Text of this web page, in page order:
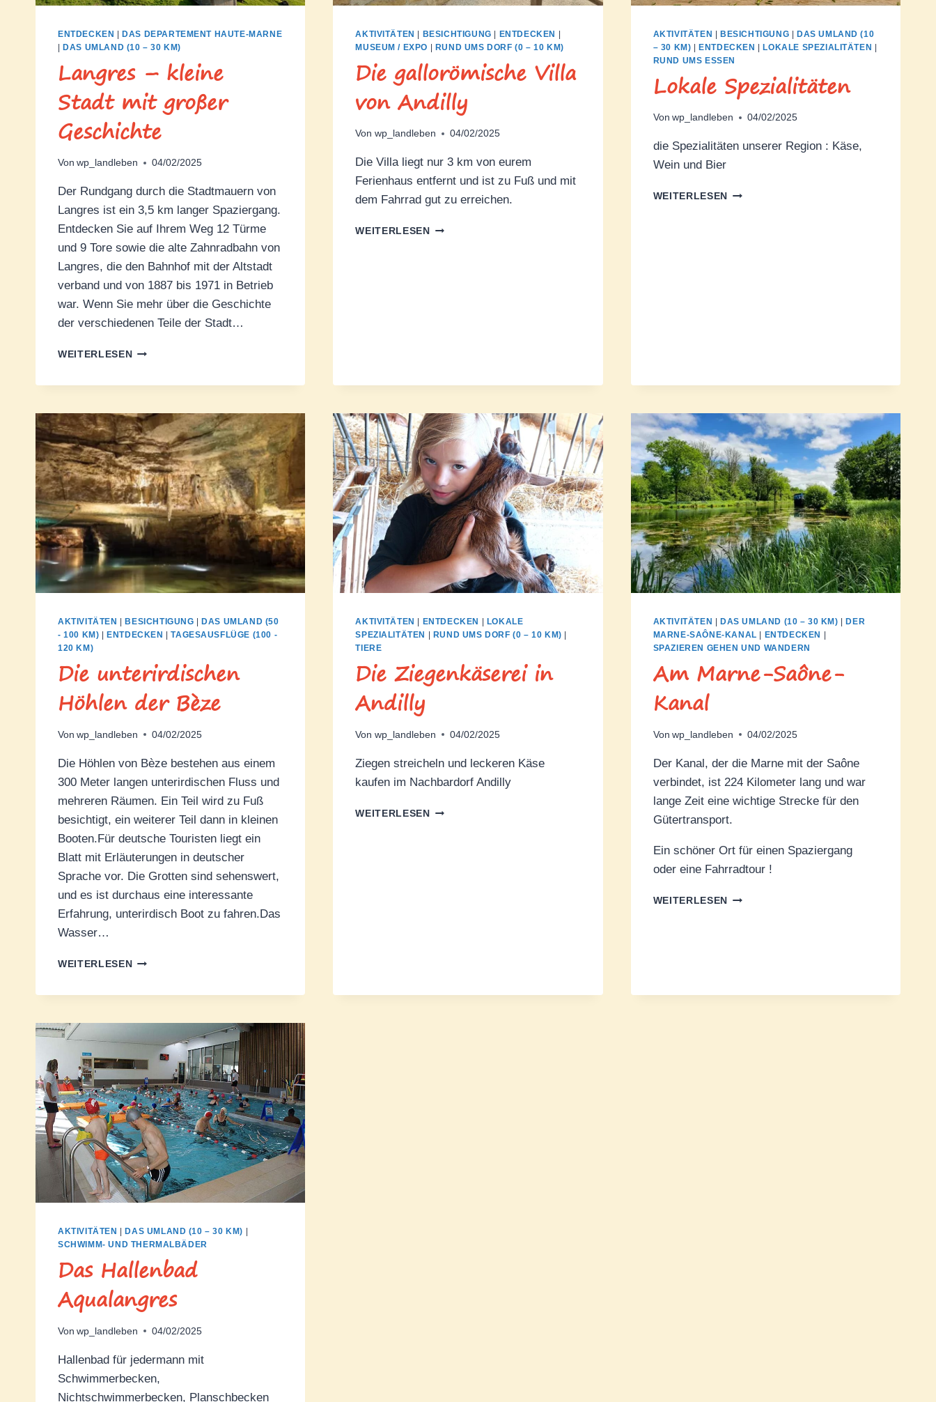
ENTDECKEN |DAS DEPARTEMENT HAUTE-MARNE
|DAS UMLAND (10 – 30 KM)
Langres – kleine
Stadt mit großer
Geschichte
Von wp_landleben 04/02/2025
Der Rundgang durch die Stadtmauern von
Langres ist ein 3,5 km langer Spaziergang.
Entdecken Sie auf Ihrem Weg 12 Türme
und 9 Tore sowie die alte Zahnradbahn von
Langres, die den Bahnhof mit der Altstadt
verband und von 1887 bis 1971 in Betrieb
war. Wenn Sie mehr über die Geschichte
der verschiedenen Teile der Stadt…
WEITERLESENLANGRES
GROSSER G
ESCHICHTE
AKTIVITÄTEN | BESICHTIGUNG | ENTDECKEN |
MUSEUM / EXPO | RUND UMS DORF (0 – 10 KM)
Die gallorömische Villa
von Andilly
Von wp_landleben 04/02/2025
Die Villa liegt nur 3 km von eurem
Ferienhaus entfernt und ist zu Fuß und mit
dem Fahrrad gut zu erreichen.
WEITERLESENDIE
AKTIVITÄTEN | BESICHTIGUNG | DAS UMLAND (10
– 30 KM) |ENTDECKEN |LOKALE SPEZIALITÄTEN |
RUND UMS ESSEN
Lokale Spezialitäten
Von wp_landleben 04/02/2025
die Spezialitäten unserer Region : Käse,
Wein und Bier
WEITERLESEN
LOKALE
AKTIVITÄTEN BESICHTIGUNG
DAS UMLAND (50
- 100 KM)
ENTDECKEN |TAGESAUSFLÜGE (100 -
120 KM)
Die unterirdischen
Höhlen der Bèze
Von wp_landleben 04/02/2025
Die Höhlen von Bèze bestehen aus einem
300 Meter langen unterirdischen Fluss und
mehreren Räumen. Ein Teil wird zu Fuß
besichtigt, ein weiterer Teil dann in kleinen
Booten.Für deutsche Touristen liegt ein
Blatt mit Erläuterungen in deutscher
Sprache vor. Die Grotten sind sehenswert,
und es ist durchaus eine interessante
Erfahrung, unterirdisch Boot zu fahren.Das
Wasser…
WEITERLESENDIE
AKTIVITÄTEN ENTDECKEN
LOKALE
SPEZIALITÄTEN
RUND UMS DORF (0 – 10 KM)
TIERE
Die Ziegenkäserei in
Andilly
Von wp_landleben 04/02/2025
Ziegen streicheln und leckeren Käse
kaufen im Nachbardorf Andilly
WEITERLESENDIE
AKTIVITÄTEN DAS UMLAND (10 – 30 KM)
DER
MARNE-SAÔNE-KANAL
ENTDECKEN
SPAZIEREN GEHEN UND WANDERN
Am Marne-Saône-
Kanal
Von wp_landleben 04/02/2025
Der Kanal, der die Marne mit der Saône
verbindet, ist 224 Kilometer lang und war
lange Zeit eine wichtige Strecke für den
Gütertransport.
Ein schöner Ort für einen Spaziergang
oder eine Fahrradtour !
WEITERLESEN
AM
AKTIVITÄTEN DAS UMLAND (10 – 30 KM)
SCHWIMM- UND THERMALBÄDER
Das Hallenbad
Aqualangres
Von wp_landleben 04/02/2025
Hallenbad für jedermann mit
Schwimmerbecken,
Nichtschwimmerbecken, Planschbecken